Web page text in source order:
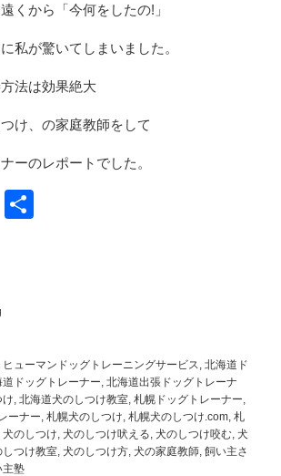
くから「今何をしたの!」
私が驚いてしまいました。
法は効果絶大
け、の家庭教師をして
ーのレポートでした。
Email
ヒューマンドッグトレーニングサービス 北海道ド
道ドッグトレーナー 北海道出張ドッグトレーナ
け 北海道犬のしつけ教室 札幌ドッグトレーナー
ーナー 札幌犬のしつけ 札幌犬のしつけ.com 札
犬のしつけ 犬のしつけ吠える 犬のしつけ咬む 犬
しつけ教室 犬のしつけ方 犬の家庭教師 飼い主さ
主塾